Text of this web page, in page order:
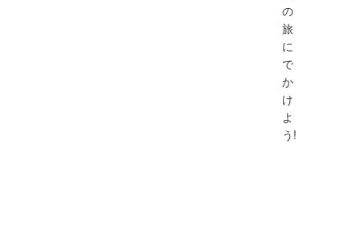
の
旅
に
で
か
け
よ
う!